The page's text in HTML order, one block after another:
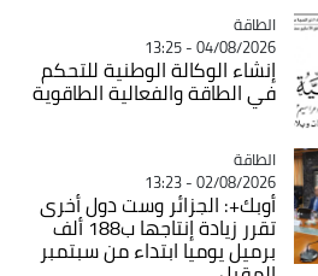
Catégorie
الطاقة
04/08/2026 - 13:25
إنشاء الوكالة الوطنية للتحكم
في الطاقة والفعالية الطاقوية
Catégorie
الطاقة
02/08/2026 - 13:23
أوبك+: الجزائر وست دول أخرى
تقرر زيادة إنتاجها ب188 ألف
برميل يوميا ابتداء من سبتمبر